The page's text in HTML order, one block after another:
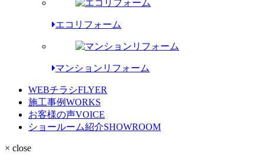
エコリフォーム
マンションリフォーム
WEBチラシFLYER
施工事例WORKS
お客様の声VOICE
ショールーム紹介SHOWROOM
× close